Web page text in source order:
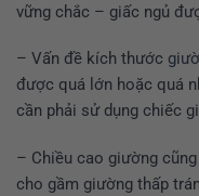
vững chắc – giấc ngủ
– Vấn đề kích thước
được quá lớn hoặc quá
cần phải sử dụng chiếc
– Chiều cao giường
cho gầm giường thấp